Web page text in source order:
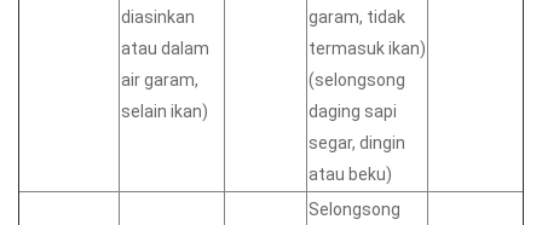
diasinkan
atau dalam
air garam,
selain ikan)
garam, tidak
termasuk ikan)
(selongsong
daging sapi
segar, dingin
atau beku)
Selongsong